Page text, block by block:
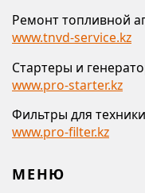
Ремонт топливной
www.tnvd-service.kz
Стартеры и
www.pro-starter.kz
Фильтры для
www.pro-filter.kz
МЕНЮ